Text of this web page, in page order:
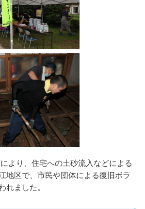
より、住宅への土砂流入などによる
地区で、市民や団体による復旧ボラ
れました。